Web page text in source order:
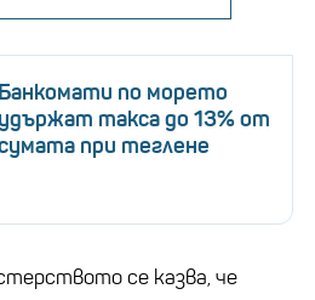
Банкомати по морето
удържат такса до 13% от
при теглене
се казва, че